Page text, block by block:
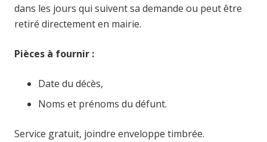
dans les jours qui suivent sa demande ou peut être
retiré directement en mairie.
Pièces à fournir :
Date du décès,
Noms et prénoms du défunt.
Service gratuit, joindre enveloppe timbrée.